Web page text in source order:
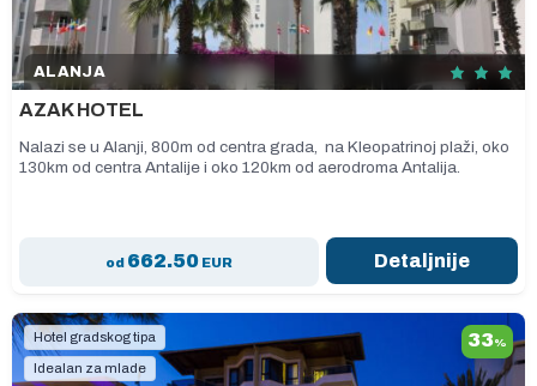
ALANJA
AZAK HOTEL
Nalazi se u Alanji, 800m od centra grada, na Kleopatrinoj plaži, oko
130km od centra Antalije i oko 120km od aerodroma Antalija.
od 662.50EUR Detaljnije
Hotel gradskog tipa
Idealan za mlade
33%